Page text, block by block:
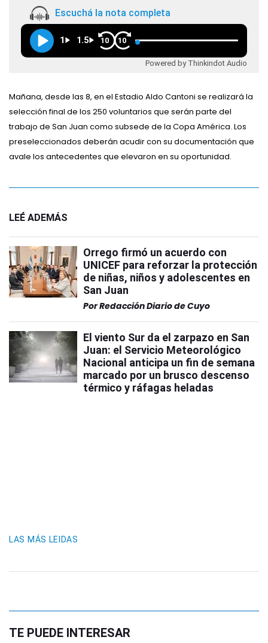
Escuchá la nota completa
1 1.5 10 10
Powered by Thinkindot Audio
Mañana, desde las 8, en el Estadio Aldo Cantoni se realizará la
selección final de los 250 voluntarios que serán parte del
trabajo de San Juan como subsede de la Copa América. Los
preseleccionados deberán acudir con su documentación que
avale los antecedentes que elevaron en su oportunidad.
LEÉ ADEMÁS
Orrego firmó un acuerdo con
UNICEF para reforzar la protección
de niñas, niños y adolescentes en
San Juan
PorRedacción Diario de Cuyo
El viento Sur da el zarpazo en San
Juan: el Servicio Meteorológico
Nacional anticipa un fin de semana
marcado por un brusco descenso
térmico y ráfagas heladas
LAS MÁS LEIDAS
TE PUEDE INTERESAR